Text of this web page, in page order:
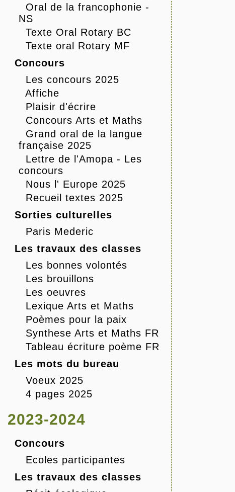
Oral de la francophonie -
NS
Texte Oral Rotary BC
Texte oral Rotary MF
Concours
Les concours 2025
Affiche
Plaisir d'écrire
Concours Arts et Maths
Grand oral de la langue
française 2025
Lettre de l'Amopa - Les
concours
Nous l' Europe 2025
Recueil textes 2025
Sorties culturelles
Paris Mederic
Les travaux des classes
Les bonnes volontés
Les brouillons
Les oeuvres
Lexique Arts et Maths
Poèmes pour la paix
Synthese Arts et Maths FR
Tableau écriture poème FR
Les mots du bureau
Voeux 2025
4 pages 2025
2023-2024
Concours
Ecoles participantes
Les travaux des classes